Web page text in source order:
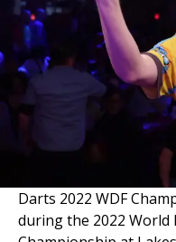
Darts 2022 WDF
during the 2022 World